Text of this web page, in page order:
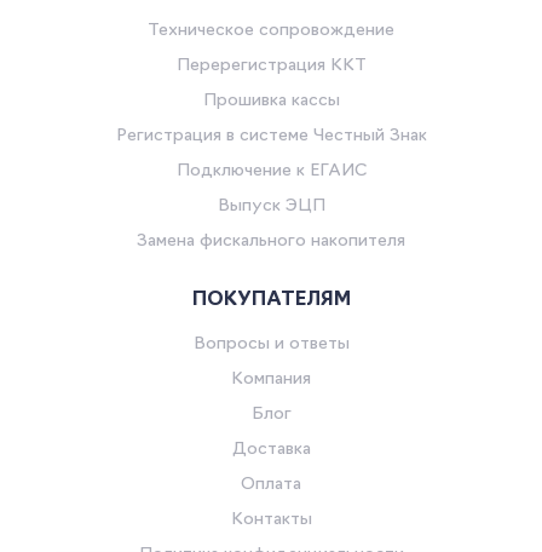
Техническое сопровождение
Перерегистрация ККТ
Прошивка кассы
Регистрация в системе Честный Знак
Подключение к ЕГАИС
Выпуск ЭЦП
Замена фискального накопителя
ПОКУПАТЕЛЯМ
Вопросы и ответы
Компания
Блог
Доставка
Оплата
Контакты